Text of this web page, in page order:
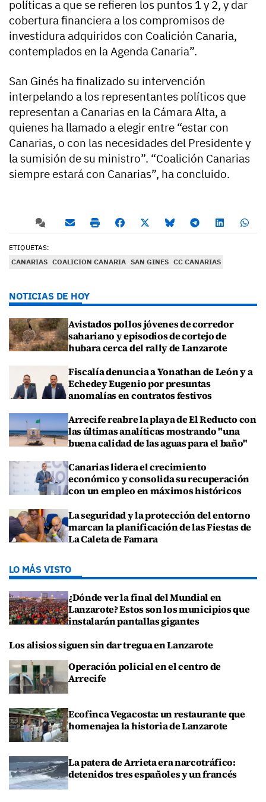
políticas a que se refieren los puntos 1 y 2, y dar
cobertura financiera a los compromisos de
investidura adquiridos con Coalición Canaria,
contemplados en la Agenda Canaria”.
San Ginés ha finalizado su intervención
interpelando a los representantes políticos que
representan a Canarias en la Cámara Alta, a
quienes ha llamado a elegir entre “estar con
Canarias, o con las necesidades del Presidente y
la sumisión de su ministro”. “Coalición Canarias
siempre estará con Canarias”, ha concluido.
ETIQUETAS:
CANARIAS COALICION CANARIA SAN GINES CC CANARIAS
NOTICIAS DE HOY
Avistados pollos jóvenes de corredor
sahariano y episodios de cortejo de
hubara cerca del rally de Lanzarote
Fiscalía denuncia a Yonathan de León y a
Echedey Eugenio por presuntas
anomalías en contratos festivos
Arrecife reabre la playa de El Reducto con
las últimas analíticas mostrando "una
buena calidad de las aguas para el baño"
Canarias lidera el crecimiento
económico y consolida su recuperación
con un empleo en máximos históricos
La seguridad y la protección del entorno
marcan la planificación de las Fiestas de
La Caleta de Famara
LO MÁS VISTO
¿Dónde ver la final del Mundial en
Lanzarote? Estos son los municipios que
instalarán pantallas gigantes
Los alisios siguen sin dar tregua en Lanzarote
Operación policial en el centro de
Arrecife
Ecofinca Vegacosta: un restaurante que
homenajea la historia de Lanzarote
La patera de Arrieta era narcotráfico:
detenidos tres españoles y un francés